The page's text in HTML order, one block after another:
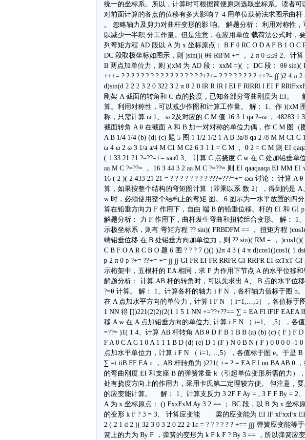
统一的坐标系。所以，计算时可根据简便原则选取坐标系。读者可
对前面计算的各点的位移有多大影响？ 4 用单位载荷法求图示曲
。 忽略轴力及剪力对曲杆变形的影 响。 解题分析： 利用对称性
以减少一半积 分工作量。但是注意，在应用单位 载荷法公式时，
列弯矩方程 AD 段以 A 为 x 坐标原点： B F θ RC O D A F B 1 O C
DC 段取极坐标如图示，则 )sin()( θθ RlFM += ， 2 π 0 ≤≤θ 2、计
B 两点加单位力，则 )(xM 为 AD 段： xxM =)( ； DC 段： θθ sin)(
+++= ? ? ? ? ? ? ? ? ? ? ? ? ? ? ? ? ?+?+= ? ? ? ? ? ? ? ? ++?= ∫∫ )2 4 π
d)sin(d 2 2 2 3 2 0 322 3 2 π 0 2 0 lR R lR l EI F RlRRl l EI F
刚架 A 截面的转角和 C 点的挠度，已知各部分弯曲刚度为 EI。
算。利用对称性，可以减少作图和计算工作量。 解： 1、作 )(xM
称，只需计算 ω 1、 ω 2及对应的 C M 值 16 3 1 qa ?=ω ， 48283 1
截面转角 A θ 在截面 A 和 B 加一对对称的单位力偶，作 C M 图（
A B 1/4 1/4 (b) (d) (c) 题 5 图 1 1/2 1/2 1 A B 3a/8 qa 2 /8 M M C1 C
ω 4 ω 2 ω 3 1/a a/4 M C1 M C2 6 3 1 1 = C M ， 0 2 = C M 则 EI
( 1 33 21 21 ?=??=+= ωωθ 3、 计算 C 点挠度 C w 在 C 处加铅垂单
aa M C ?=??= ， 16 3 44 3 2 aa M C ?=??= 则 EI qaaqaaqa EI MM
16 ( 2 )( 2 433 21 21 = ? ? ? ? ? ? ? ? ???+???=+= ωω 讨论： 计算
算，如果按整个结构的弯矩图计算（即乘以系 数 2），得到的是
w 时，必须使用整个结构上的弯矩 图。 6 图示为一水平放置的四
算在铅垂方向力 F 作用下，自由 端 B 的铅垂位移。杆的 EI 和 GI
解题分析： 力 F 作用下，曲杆发生弯曲和扭转组合变形。 解： 1
示极坐标系，则有 弯矩方程 ?? sin)( FRBDFM == ， 扭矩方程
端铅垂位移 在 B 处铅垂方向加单位力，则 ?? sin)( RM = ， )cos1()(
C B F O A R C B O 题 6 图 ? ? ? 7 ()() )2π 4 3 ( 4 π d)cos1()cos1( 1
p 2 π 0 p ?+= ??+= += ∫∫ ∫∫ GI FR EI FR RRFR GI RRFR EI sxTxT
示桁架中，五根杆的 EA 相同，求 F 力作用下节点 A 的水平位移和
解题分析： 计算 AB 杆的转角时，可以先求出 A、 B 点的水平位
?=θ 计算。 解： 1、计算各杆的轴力 i F N ，各杆轴力值标于图
在 A 点加水平方向的单位力，计算 i F N （ i=1,…,5），各值标于
1 NN 得 [])221(2)2)(2(1 1 5 1 NN +=??+??== ∑ = EA Fl lFlF EAEA
移 A w 在 A 点加铅垂方向的单位力, 计算 i F N （ i=1,…,5），各
=??= )1( 1 4、计算 AB 杆转角 AB θ D F B 1 B B (a) (b) (c) ( F ) F
F A 0 C A C 1 0 A 1 1 1 B D (d) (e) D 1 (F ) N 0 B N ( F ) 0 0 0 0 -1
点加水平单位力，计算 i F N （ i=1,…,5），各值标于图 e。于是 B
∑ =i iiB FF EA u ， AB 杆转角为 )221( += ? = EA F l uu BA AB θ
的弯曲刚度 EI 和支座 B 的弹簧常量 k（引起单位变形所需的力）
处有挠度方向上的作用力，采用卡氏第二定理较方便。 但注意，要
的应变能计算。 解： 1、计算支反力 3 2F F Ay = , 3 F F By = 2
A 为 x 坐标原点： () FxxFxM Ay 3 2 == ； BC 段，以 B 为 x 坐标
的变形 k F ? 3 = 3、 计算应变能 梁的应变能为 EI lF xFxxFx EI
2 ( 2 1 d 2 )( 32 3 0 3 2 0 22 2 1ε = ? ? ? ? ? ? +== ∫∫∫ 弹簧应变能
簧上的力为 By F ，弹簧的变形为 k F k F ? By 3 == ，所以弹簧应